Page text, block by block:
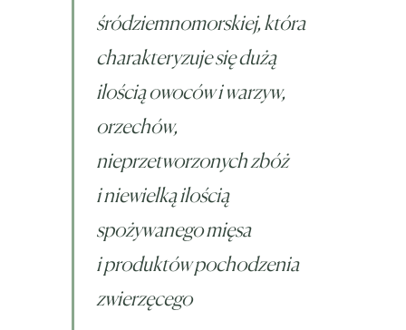
śródziemnomorskiej, która
charakteryzuje się dużą
ilością owoców i warzyw,
orzechów,
nieprzetworzonych zbóż
i niewielką ilością
spożywanego mięsa
i produktów pochodzenia
zwierzęcego